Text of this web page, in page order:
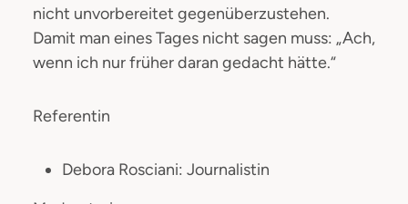
nicht unvorbereitet gegenüberzustehen.
Damit man eines Tages nicht sagen muss: „Ach,
wenn ich nur früher daran gedacht hätte.“
Referentin
Debora Rosciani: Journalistin